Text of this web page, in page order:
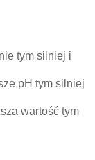
tym silniej i
pH tym silniej
wartość tym